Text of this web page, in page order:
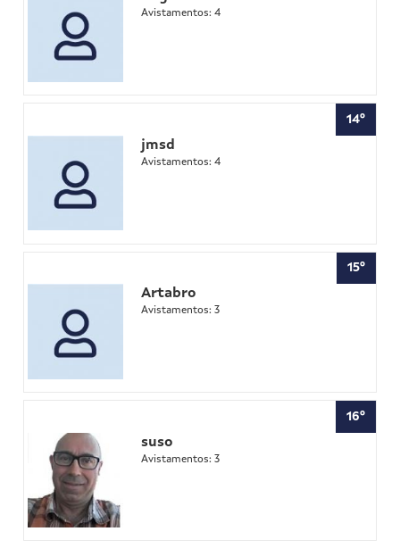
Avistamentos: 4
14º
jmsd
Avistamentos: 4
15º
Artabro
Avistamentos: 3
16º
suso
Avistamentos: 3